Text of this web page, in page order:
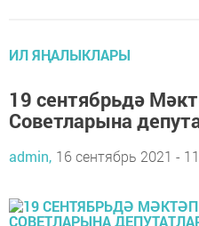
ИЛ ЯҢАЛЫКЛАРЫ
19 сентябрьдә
Советларына
admin, 16 сентябрь 2021 -